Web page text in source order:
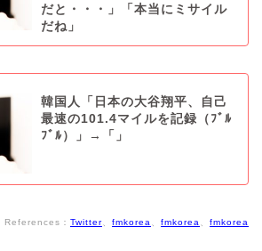
だと・・・」「本当にミサイル
だね」
韓国人「日本の大谷翔平、自己
最速の101.4マイルを記録（ﾌﾞﾙ
ﾌﾞﾙ）」→「」
References： Twitter、 fmkorea、 fmkorea、 fmkorea